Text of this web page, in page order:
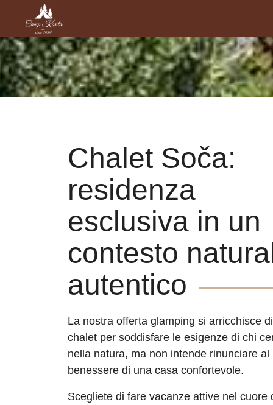
Chalet Soča:
residenza
esclusiva in un
contesto
autentico
La nostra offerta glamping si arricchisce
chalet per soddisfare le esigenze di chi
nella natura, ma non intende rinunciare al
benessere di una casa confortevole.
Scegliete di fare vacanze attive nel cuore